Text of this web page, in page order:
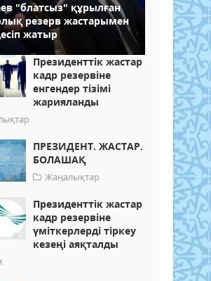
"блатсыз" құрылған
резерв жастарымен
жатыр
Президенттік жастар
кадр резервіне
енгендер тізімі
жарияланды
ПРЕЗИДЕНТ. ЖАСТАР.
БОЛАШАҚ
Жаңалықтар
Президенттік жастар
кадр резервіне
үміткерлерді тіркеу
кезеңі аяқталды